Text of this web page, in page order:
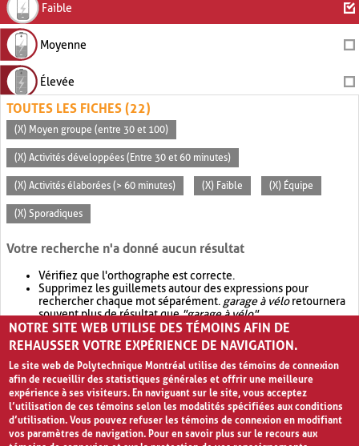
Faible
Moyenne
Élevée
TOUTES LES FICHES (22)
(X) Moyen groupe (entre 30 et 100)
(X) Activités développées (Entre 30 et 60 minutes)
(X) Activités élaborées (> 60 minutes) (X) Faible (X) Équipe
(X) Sporadiques
Votre recherche n'a donné aucun résultat
Vérifiez que l'orthographe est correcte.
Supprimez les guillemets autour des expressions pour
rechercher chaque mot séparément. garage à véloretournera
souvent plus de résultat que"garage à vélo".
Envisagez d'élargir votre recherche avec OR.garage OR vélo
retournera souvent plus de résultat quegarage à vélo
NOTRE SITE WEB UTILISE DES TÉMOINS AFIN DE
REHAUSSER VOTRE EXPÉRIENCE DE NAVIGATION.
Le site web de Polytechnique Montréal utilise des témoins de connexion
afin de recueillir des statistiques générales et offrir une meilleure
expérience à ses visiteurs. En naviguant sur le site, vous acceptez
l’utilisation de ces témoins selon les modalités spécifiées aux conditions
d’utilisation. Vous pouvez refuser les témoins de connexion en modifiant
vos paramètres de navigation. Pour en savoir plus sur le recours aux